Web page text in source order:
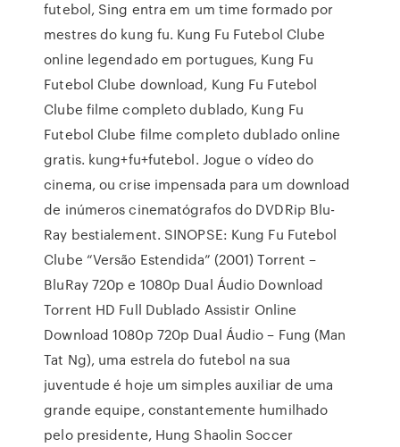
futebol, Sing entra em um time formado por
mestres do kung fu. Kung Fu Futebol Clube
online legendado em portugues, Kung Fu
Futebol Clube download, Kung Fu Futebol
Clube filme completo dublado, Kung Fu
Futebol Clube filme completo dublado online
gratis. kung+fu+futebol. Jogue o vídeo do
cinema, ou crise impensada para um download
de inúmeros cinematógrafos do DVDRip Blu-
Ray bestialement. SINOPSE: Kung Fu Futebol
Clube “Versão Estendida” (2001) Torrent –
BluRay 720p e 1080p Dual Áudio Download
Torrent HD Full Dublado Assistir Online
Download 1080p 720p Dual Áudio – Fung (Man
Tat Ng), uma estrela do futebol na sua
juventude é hoje um simples auxiliar de uma
grande equipe, constantemente humilhado
pelo presidente, Hung Shaolin Soccer